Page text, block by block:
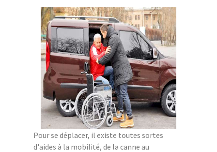
Pour se déplacer, il existe toutes sortes
d'aides à la mobilité, de la canne au